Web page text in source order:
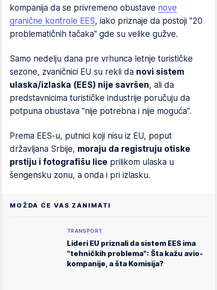
kompanija da se privremeno obustave nove
granične kontrole EES, iako priznaje da postoji "20
problematičnih tačaka" gde su velike gužve.
Samo nedelju dana pre vrhunca letnje turističke
sezone, zvaničnici EU su rekli da novi sistem
ulaska/izlaska (EES) nije savršen, ali da
predstavnicima turističke industrije poručuju da
potpuna obustava "nije potrebna i nije moguća".
Prema EES-u, putnici koji nisu iz EU, poput
državljana Srbije, moraju da registruju otiske
prstiju i fotografišu lice prilikom ulaska u
šengensku zonu, a onda i pri izlasku.
MOŽDA ĆE VAS ZANIMATI
TRANSPORT
Lideri EU priznali da sistem EES ima
"tehničkih problema": Šta kažu avio-
kompanije, a šta Komisija?